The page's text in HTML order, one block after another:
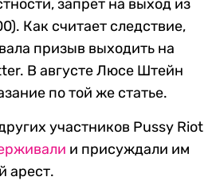
запрет на выход из
Как считает следствие,
призыв выходить на
В августе Люсе Штейн
по той же статье.
участников Pussy Riot
и присуждали им
арест.